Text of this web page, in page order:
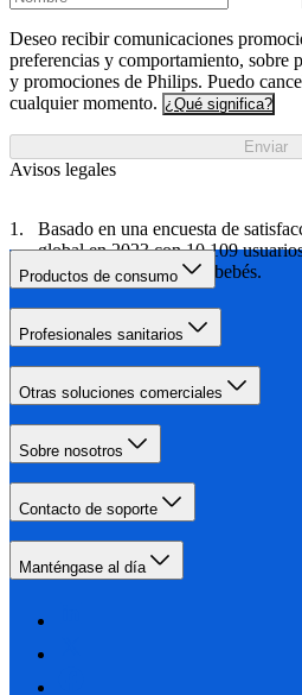
Deseo recibir comunicaciones
preferencias y comportamiento, sobre
y promociones de Philips. Puedo
cualquier momento. ¿Qué significa?
Enviar
Avisos legales
Basado en una encuesta de
global en 2023 con 10 109
el cuidado de madres y bebés.
Productos de consumo
Profesionales sanitarios
Otras soluciones comerciales
Sobre nosotros
Contacto de soporte
Manténgase al día